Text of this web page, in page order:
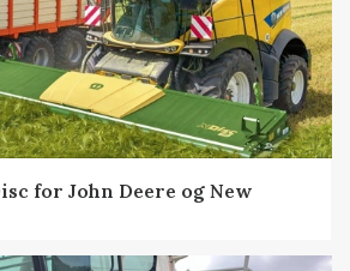
for John Deere og New